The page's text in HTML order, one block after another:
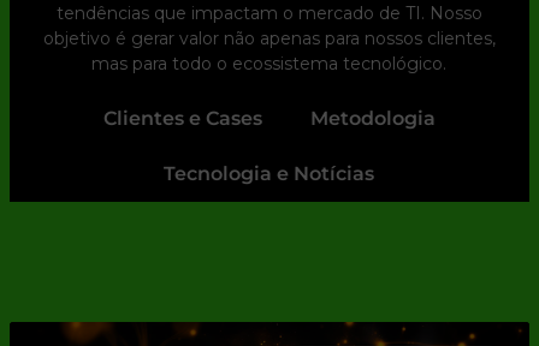
tendências que impactam o mercado de TI. Nosso
objetivo é gerar valor não apenas para nossos clientes,
mas para todo o ecossistema tecnológico.
Clientes e Cases Metodologia
Tecnologia e Notícias